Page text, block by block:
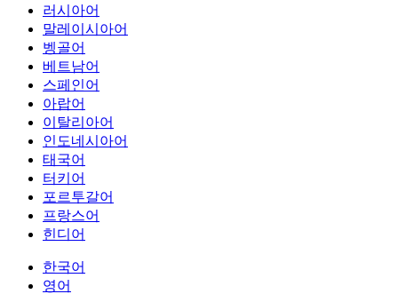
러시아어
말레이시아어
벵골어
베트남어
스페인어
아랍어
이탈리아어
인도네시아어
태국어
터키어
포르투갈어
프랑스어
힌디어
한국어
영어